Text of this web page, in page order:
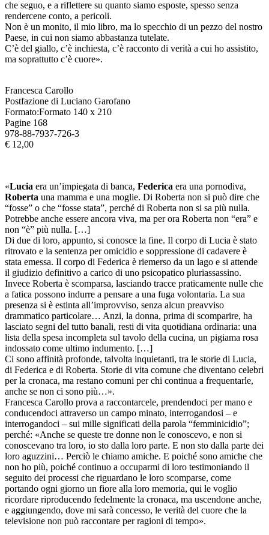
che seguo, e a riflettere su quanto siamo esposte, spesso senza
rendercene conto, a pericoli.
Non è un monito, il mio libro, ma lo specchio di un pezzo del nostro
Paese, in cui non siamo abbastanza tutelate.
C’è del giallo, c’è inchiesta, c’è racconto di verità a cui ho assistito,
ma soprattutto c’è cuore».
Francesca Carollo
Postfazione di Luciano Garofano
Formato:Formato 140 x 210
Pagine 168
978-88-7937-726-3
€ 12,00
«Lucia era un’impiegata di banca, Federica era una pornodiva,
Roberta una mamma e una moglie. Di Roberta non si può dire che
“fosse” o che “fosse stata”, perché di Roberta non si sa più nulla.
Potrebbe anche essere ancora viva, ma per ora Roberta non “era” e
non “è” più nulla. […]
Di due di loro, appunto, si conosce la fine. Il corpo di Lucia è stato
ritrovato e la sentenza per omicidio e soppressione di cadavere è
stata emessa. Il corpo di Federica è riemerso da un lago e si attende
il giudizio definitivo a carico di uno psicopatico pluriassassino.
Invece Roberta è scomparsa, lasciando tracce praticamente nulle che
a fatica possono indurre a pensare a una fuga volontaria. La sua
presenza si è estinta all’improvviso, senza alcun preavviso
drammatico particolare… Anzi, la donna, prima di scomparire, ha
lasciato segni del tutto banali, resti di vita quotidiana ordinaria: una
lista della spesa incompleta sul tavolo della cucina, un pigiama rosa
indossato come ultimo indumento. […]
Ci sono affinità profonde, talvolta inquietanti, tra le storie di Lucia,
di Federica e di Roberta. Storie di vita comune che diventano celebri
per la cronaca, ma restano comuni per chi continua a frequentarle,
anche se non ci sono più…».
Francesca Carollo prova a raccontarcele, prendendoci per mano e
conducendoci attraverso un campo minato, interrogandosi – e
interrogandoci – sui mille significati della parola “femminicidio”;
perché: «Anche se queste tre donne non le conoscevo, e non si
conoscevano tra loro, io sto dalla loro parte. E non sto dalla parte dei
loro aguzzini… Perciò le chiamo amiche. E poiché sono amiche che
non ho più, poiché continuo a occuparmi di loro testimoniando il
seguito dei processi che riguardano le loro scomparse, come
portando ogni giorno un fiore alla loro memoria, qui le voglio
ricordare riproducendo fedelmente la cronaca, ma uscendone anche,
e aggiungendo, dove mi sarà concesso, le verità del cuore che la
televisione non può raccontare per ragioni di tempo».